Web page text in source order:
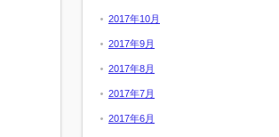
2017年10月
2017年9月
2017年8月
2017年7月
2017年6月